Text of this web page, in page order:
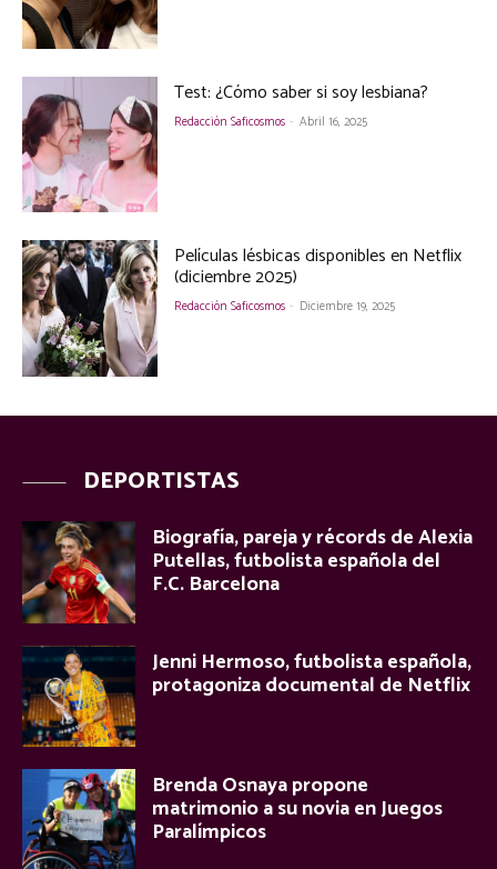
Test: ¿Cómo saber si soy lesbiana?
Redacción Saficosmos - Abril 16, 2025
Películas lésbicas disponibles en Netflix
(diciembre 2025)
Redacción Saficosmos - Diciembre 19, 2025
DEPORTISTAS
Biografía, pareja y récords de Alexia
Putellas, futbolista española del
F.C. Barcelona
Jenni Hermoso, futbolista española,
protagoniza documental de Netflix
Brenda Osnaya propone
matrimonio a su novia en Juegos
Paralímpicos